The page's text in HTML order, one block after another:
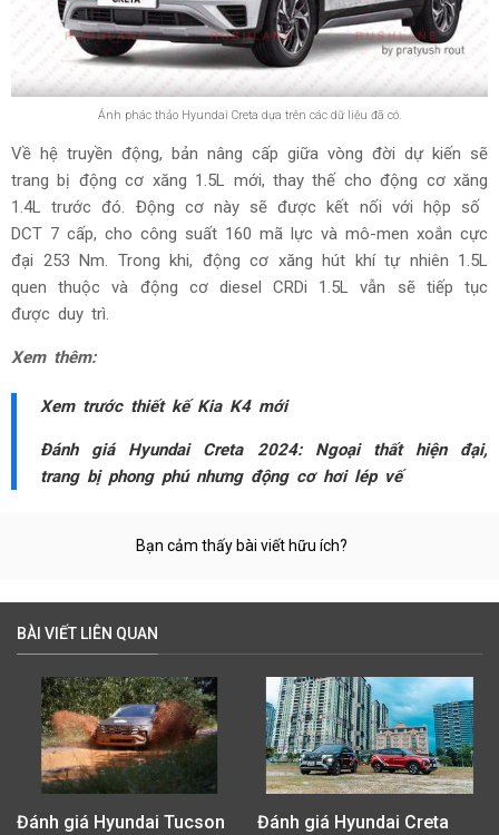
Ánh phác thảo Hyundai Creta dựa trên các dữ liệu đã có.
Về hệ truyền động, bản nâng cấp giữa vòng đời dự kiến sẽ
trang bị động cơ xăng 1.5L mới, thay thế cho động cơ xăng
1.4L trước đó. Động cơ này sẽ được kết nối với hộp số
DCT 7 cấp, cho công suất 160 mã lực và mô-men xoắn cực
đại 253 Nm. Trong khi, động cơ xăng hút khí tự nhiên 1.5L
quen thuộc và động cơ diesel CRDi 1.5L vẫn sẽ tiếp tục
được duy trì.
Xem thêm:
Xem trước thiết kế Kia K4 mới
Đánh giá Hyundai Creta 2024: Ngoại thất hiện đại,
trang bị phong phú nhưng động cơ hơi lép vế
Bạn cảm thấy bài viết hữu ích?
BÀI VIẾT LIÊN QUAN
Đánh giá Hyundai Tucson
Đánh giá Hyundai Creta